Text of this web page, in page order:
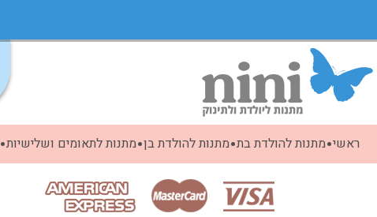
ראשי מתנות להולדת בת מתנות להולדת בן מתנות לתאומים ושלישיות